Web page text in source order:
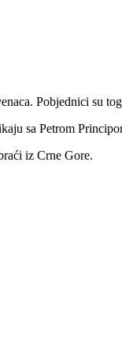
Pobjednici su
sa Petrom
iz Crne Gore.